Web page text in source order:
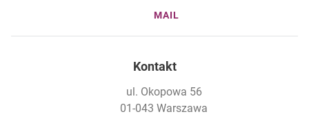
MAIL
Kontakt
ul. Okopowa 56
01-043 Warszawa